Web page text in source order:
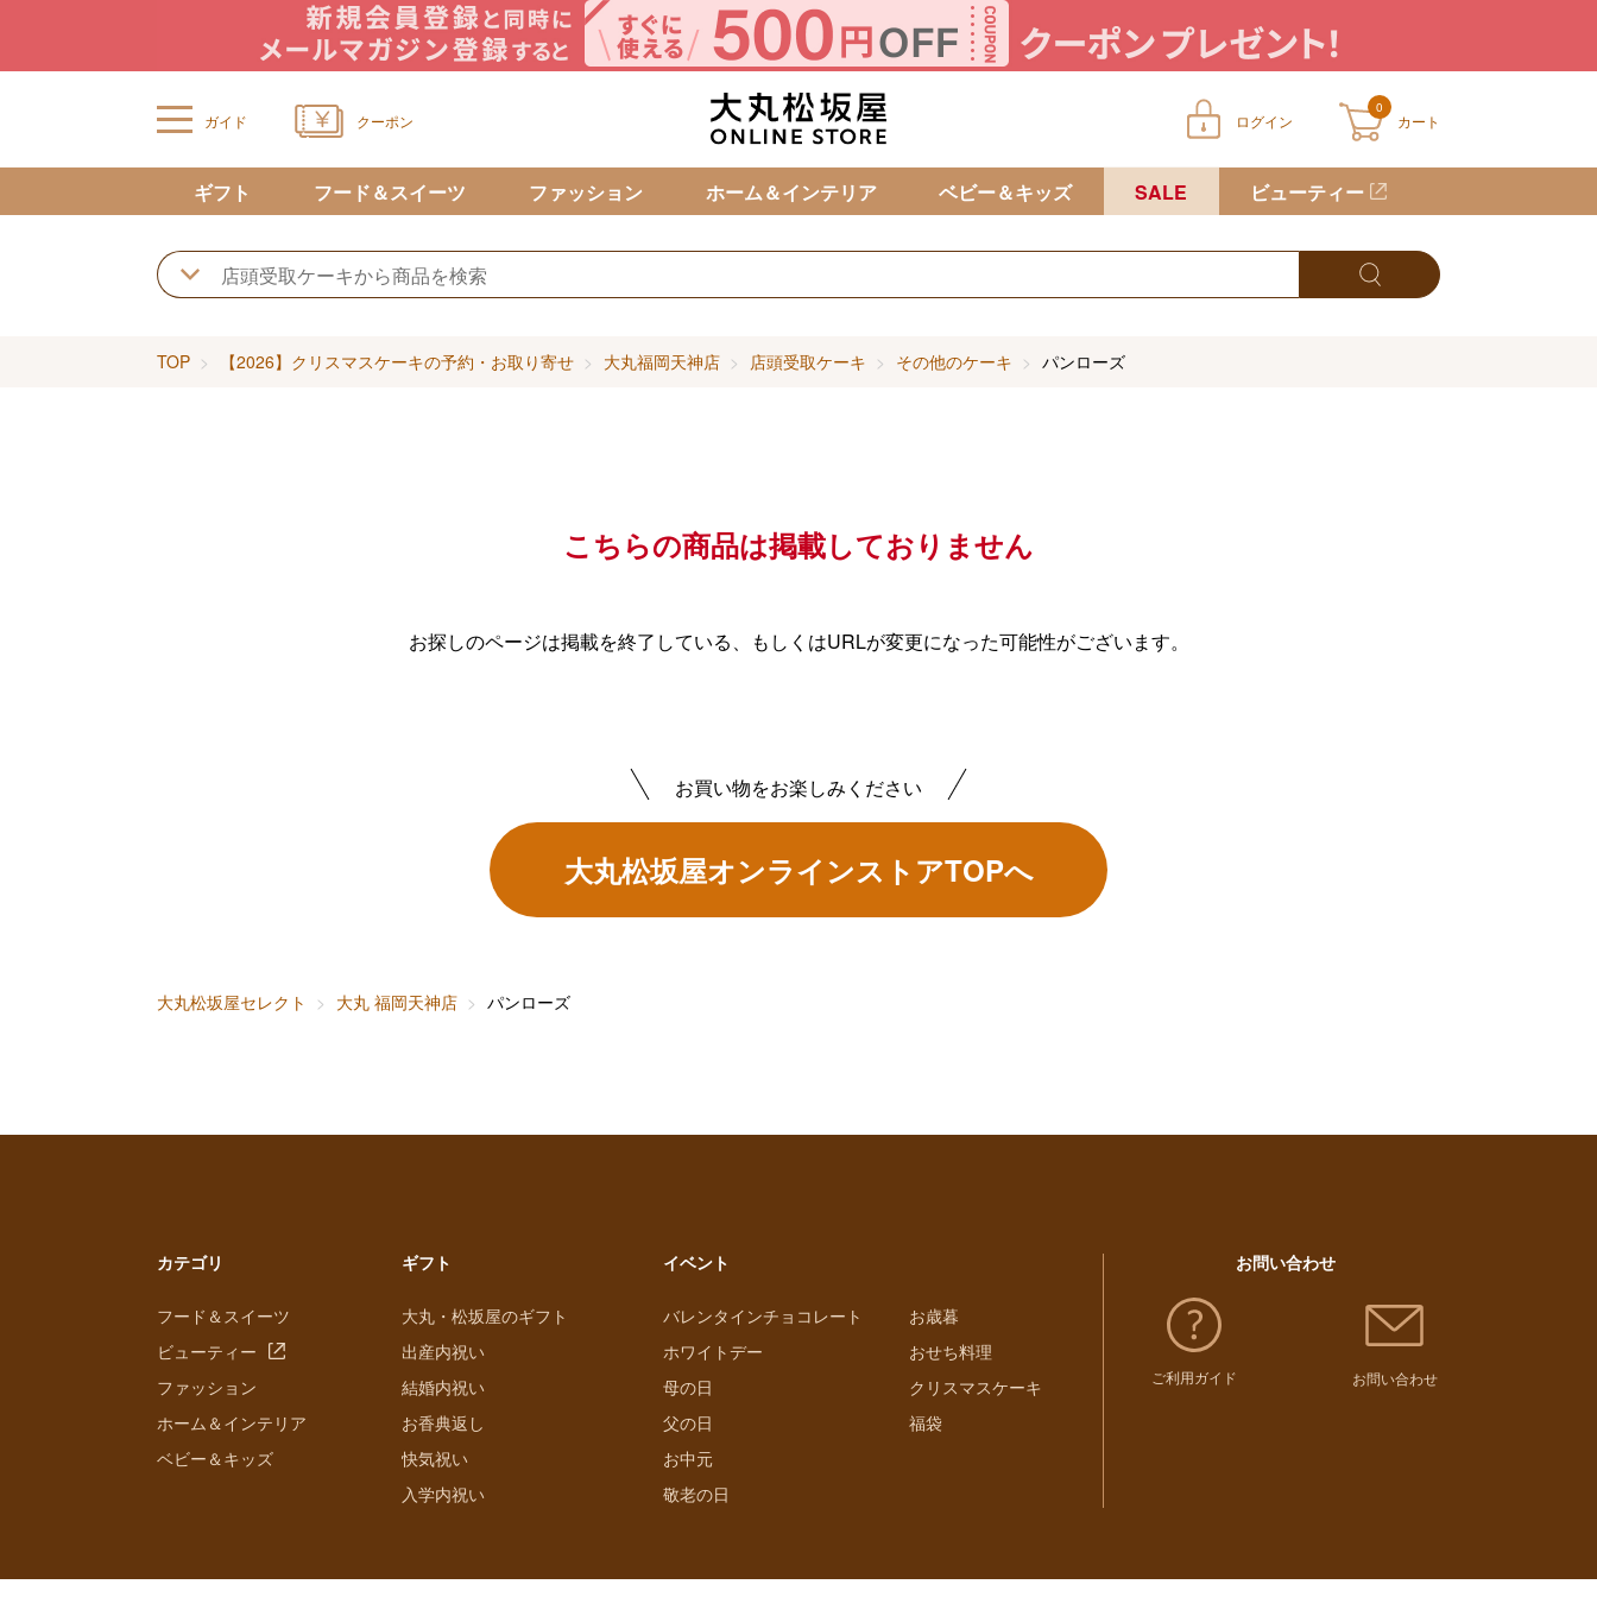
ガイド クーポン ログイン
0
カート
カートに商品が入っていません
ギフト フード＆スイーツ ファッション ホーム＆インテリア ベビー＆キッズ SALE ビューティー
TOP 【2026】クリスマスケーキの予約・お取り寄せ 大丸福岡天神店 店頭受取ケーキ その他のケーキ パンローズ
こちらの商品は掲載しておりません
お探しのページは掲載を終了している、もしくはURLが変更になった可能性がございます。
お買い物をお楽しみください
大丸松坂屋オンラインストアTOPへ
大丸松坂屋セレクト 大丸 福岡天神店 パンローズ
カテゴリ
フード＆スイーツ
ビューティー
ファッション
ホーム＆インテリア
ベビー＆キッズ
ギフト
大丸・松坂屋のギフト
出産内祝い
結婚内祝い
お香典返し
快気祝い
入学内祝い
イベント
バレンタインチョコレート
ホワイトデー
母の日
父の日
お中元
敬老の日
お歳暮
おせち料理
クリスマスケーキ
福袋
お問い合わせ
ご利用ガイド お問い合わせ